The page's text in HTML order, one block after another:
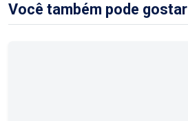
Você também pode gostar